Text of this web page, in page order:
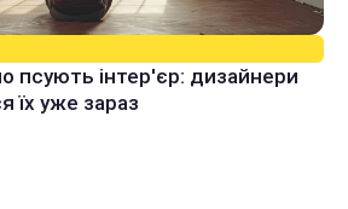
псують інтер'єр: дизайнери
їх уже зараз